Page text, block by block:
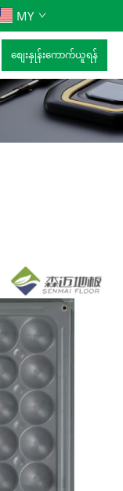
MY
စျေးနှုန်းကောက်ယူရန်